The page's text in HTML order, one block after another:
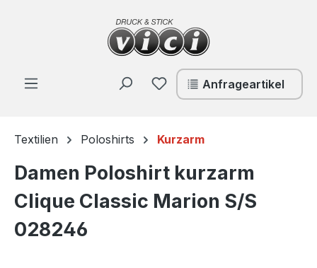
Zum Hauptinhalt springen
Du hast 0 Produkte auf
Anfrageartikel
Textilien Poloshirts Kurzarm
Damen Poloshirt kurzarm
Clique Classic Marion S/S
028246